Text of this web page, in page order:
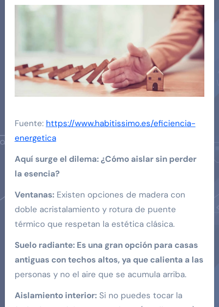
Fuente: https://www.habitissimo.es/eficiencia-
energetica
Aquí surge el dilema: ¿Cómo aislar sin perder
la esencia?
Ventanas:Existen opciones de madera con
doble acristalamiento y rotura de puente
térmico que respetan la estética clásica.
Suelo radiante: Es una gran opción para casas
antiguas con techos altos, ya que calienta a las
personas y no el aire que se acumula arriba.
Aislamiento interior:Si no puedes tocar la